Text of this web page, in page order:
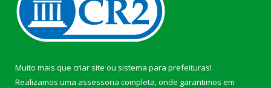
Muito mais que criar site ou sistema para prefeituras!
Realizamos uma assessoria completa, onde garantimos em